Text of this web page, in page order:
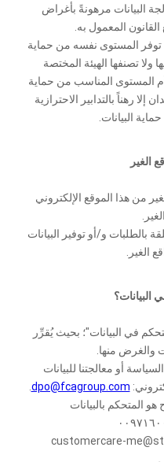
البيانات مرهونةً بأغراض
القانون المعمول به.
توفر المستوى نفسه من حماية
ولا تصنفها الهيئة المختصة
المستوى المناسب من حماية
إلا رهناً بالتدابير الاحترازية
البيانات.
الغير
من هذا الموقع الإلكتروني
بالطلبات و/أو توفير البيانات
الغير.
البيانات؟
في البيانات"؛ بحيث يُقرِّر
والغرض منها.
أو معالجتنا للبيانات
dpo@fcagroup.com
المتحكم بالبيانات